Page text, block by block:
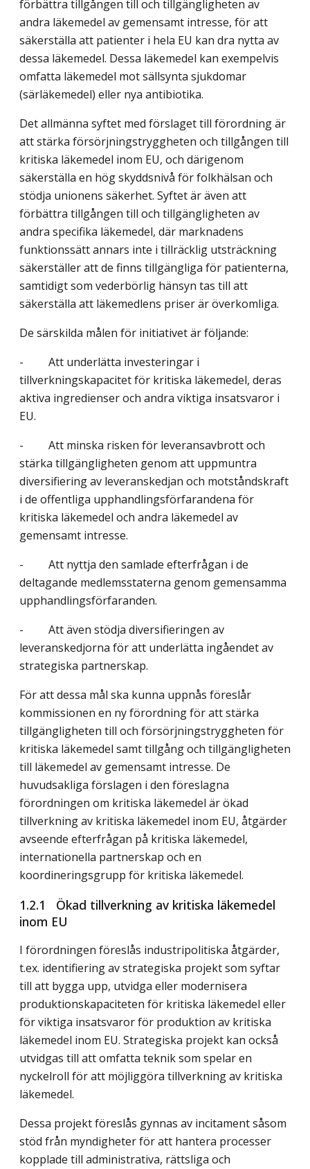
förbättra tillgången till och tillgängligheten av
andra läkemedel av gemensamt intresse, för att
säkerställa att patienter i hela EU kan dra nytta av
dessa läkemedel. Dessa läkemedel kan exempelvis
omfatta läkemedel mot sällsynta sjukdomar
(särläkemedel) eller nya antibiotika.
Det allmänna syftet med förslaget till förordning är
att stärka försörjningstryggheten och tillgången till
kritiska läkemedel inom EU, och därigenom
säkerställa en hög skyddsnivå för folkhälsan och
stödja unionens säkerhet. Syftet är även att
förbättra tillgången till och tillgängligheten av
andra specifika läkemedel, där marknadens
funktionssätt annars inte i tillräcklig utsträckning
säkerställer att de finns tillgängliga för patienterna,
samtidigt som vederbörlig hänsyn tas till att
säkerställa att läkemedlens priser är överkomliga.
De särskilda målen för initiativet är följande:
- Att underlätta investeringar i
tillverkningskapacitet för kritiska läkemedel, deras
aktiva ingredienser och andra viktiga insatsvaror i
EU.
- Att minska risken för leveransavbrott och
stärka tillgängligheten genom att uppmuntra
diversifiering av leveranskedjan och motståndskraft
i de offentliga upphandlingsförfarandena för
kritiska läkemedel och andra läkemedel av
gemensamt intresse.
- Att nyttja den samlade efterfrågan i de
deltagande medlemsstaterna genom gemensamma
upphandlingsförfaranden.
- Att även stödja diversifieringen av
leveranskedjorna för att underlätta ingåendet av
strategiska partnerskap.
För att dessa mål ska kunna uppnås föreslår
kommissionen en ny förordning för att stärka
tillgängligheten till och försörjningstryggheten för
kritiska läkemedel samt tillgång och tillgängligheten
till läkemedel av gemensamt intresse. De
huvudsakliga förslagen i den föreslagna
förordningen om kritiska läkemedel är ökad
tillverkning av kritiska läkemedel inom EU, åtgärder
avseende efterfrågan på kritiska läkemedel,
internationella partnerskap och en
koordineringsgrupp för kritiska läkemedel.
1.2.1 Ökad tillverkning av kritiska läkemedel
inom EU
I förordningen föreslås industripolitiska åtgärder,
t.ex. identifiering av strategiska projekt som syftar
till att bygga upp, utvidga eller modernisera
produktionskapaciteten för kritiska läkemedel eller
för viktiga insatsvaror för produktion av kritiska
läkemedel inom EU. Strategiska projekt kan också
utvidgas till att omfatta teknik som spelar en
nyckelroll för att möjliggöra tillverkning av kritiska
läkemedel.
Dessa projekt föreslås gynnas av incitament såsom
stöd från myndigheter för att hantera processer
kopplade till administrativa, rättsliga och